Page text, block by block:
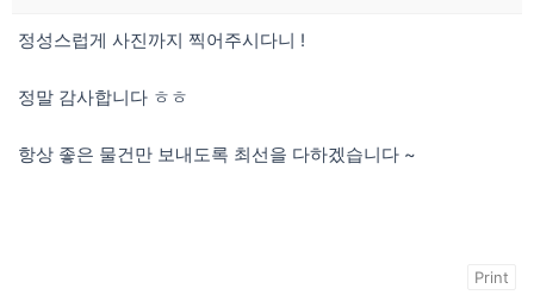
정성스럽게 사진까지 찍어주시다니 !
정말 감사합니다 ㅎㅎ
항상 좋은 물건만 보내도록 최선을 다하겠습니다 ~
Print